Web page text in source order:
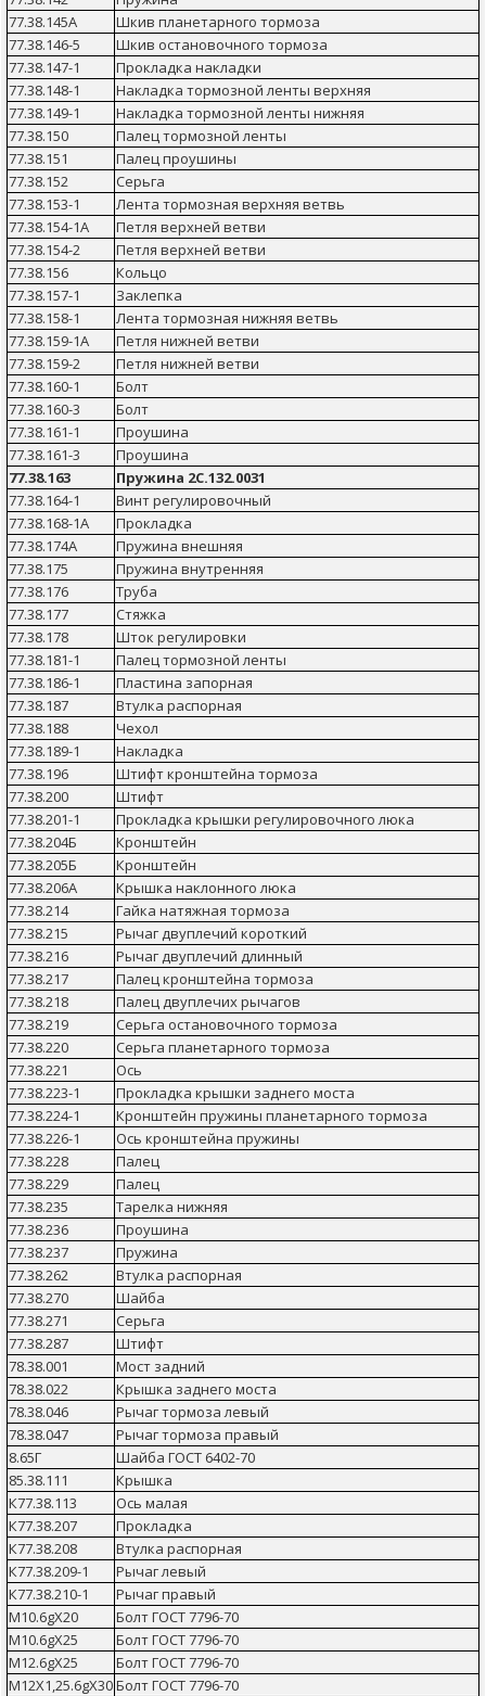
77.38.145А
Шкив планетарного тормоза
77.38.146-5
Шкив остановочного тормоза
77.38.147-1
Прокладка накладки
77.38.148-1
Накладка тормозной ленты верхняя
77.38.149-1
Накладка тормозной ленты нижняя
77.38.150
Палец тормозной ленты
77.38.151
Палец проушины
77.38.152
Серьга
77.38.153-1
Лента тормозная верхняя ветвь
77.38.154-1А
Петля верхней ветви
77.38.154-2
Петля верхней ветви
77.38.156
Кольцо
77.38.157-1
Заклепка
77.38.158-1
Лента тормозная нижняя ветвь
77.38.159-1А
Петля нижней ветви
77.38.159-2
Петля нижней ветви
77.38.160-1
Болт
77.38.160-3
Болт
77.38.161-1
Проушина
77.38.161-3
Проушина
77.38.163
Пружина 2С.132.0031
77.38.164-1
Винт регулировочный
77.38.168-1А
Прокладка
77.38.174А
Пружина внешняя
77.38.175
Пружина внутренняя
77.38.176
Труба
77.38.177
Стяжка
77.38.178
Шток регулировки
77.38.181-1
Палец тормозной ленты
77.38.186-1
Пластина запорная
77.38.187
Втулка распорная
77.38.188
Чехол
77.38.189-1
Накладка
77.38.196
Штифт кронштейна тормоза
77.38.200
Штифт
77.38.201-1
Прокладка крышки регулировочного люка
77.38.204Б
Кронштейн
77.38.205Б
Кронштейн
77.38.206А
Крышка наклонного люка
77.38.214
Гайка натяжная тормоза
77.38.215
Рычаг двуплечий короткий
77.38.216
Рычаг двуплечий длинный
77.38.217
Палец кронштейна тормоза
77.38.218
Палец двуплечих рычагов
77.38.219
Серьга остановочного тормоза
77.38.220
Серьга планетарного тормоза
77.38.221
Ось
77.38.223-1
Прокладка крышки заднего моста
77.38.224-1
Кронштейн пружины планетарного тормоза
77.38.226-1
Ось кронштейна пружины
77.38.228
Палец
77.38.229
Палец
77.38.235
Тарелка нижняя
77.38.236
Проушина
77.38.237
Пружина
77.38.262
Втулка распорная
77.38.270
Шайба
77.38.271
Серьга
77.38.287
Штифт
78.38.001
Мост задний
78.38.022
Крышка заднего моста
78.38.046
Рычаг тормоза левый
78.38.047
Рычаг тормоза правый
8.65Г
Шайба ГОСТ 6402-70
85.38.111
Крышка
К77.38.113
Ось малая
К77.38.207
Прокладка
К77.38.208
Втулка распорная
К77.38.209-1
Рычаг левый
К77.38.210-1
Рычаг правый
М10.6gХ20
Болт ГОСТ 7796-70
М10.6gХ25
Болт ГОСТ 7796-70
М12.6gХ25
Болт ГОСТ 7796-70
М12Х1,25.6gХ30Болт ГОСТ 7796-70